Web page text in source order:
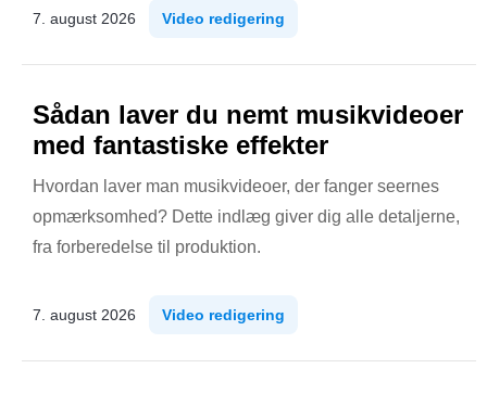
7. august 2026 Video redigering
Sådan laver du nemt musikvideoer
med fantastiske effekter
Hvordan laver man musikvideoer, der fanger seernes
opmærksomhed? Dette indlæg giver dig alle detaljerne,
fra forberedelse til produktion.
7. august 2026 Video redigering